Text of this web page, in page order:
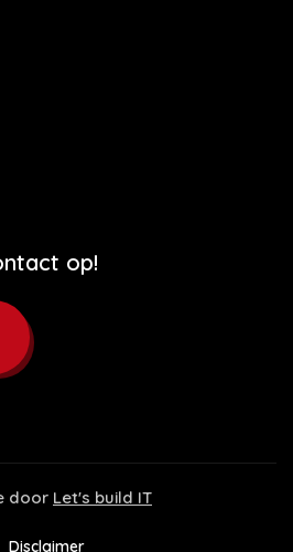
op!
door Let's build IT
Disclaimer